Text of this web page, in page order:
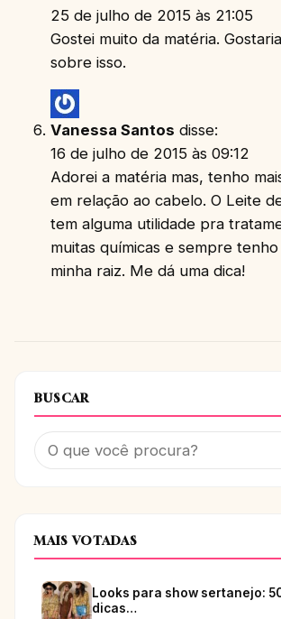
25 de julho de 2015 às 21:05
Gostei muito da matéria.
sobre isso.
Vanessa Santos disse:
16 de julho de 2015 às 09:12
Adorei a matéria mas, tenho
em relação ao cabelo. O Leite
tem alguma utilidade pra
muitas químicas e sempre
minha raiz. Me dá uma dica!
BUSCAR
MAIS VOTADAS
Looks para show sertanejo:
dicas…